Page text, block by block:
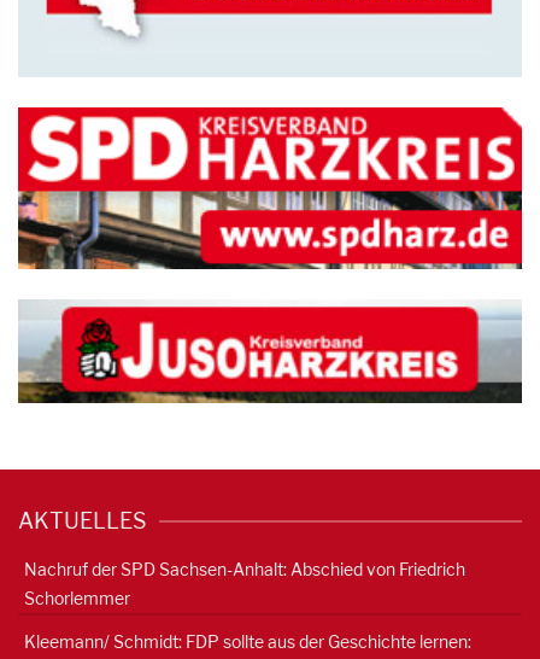
AKTUELLES
Nachruf der SPD Sachsen-Anhalt: Abschied von Friedrich
Schorlemmer
Kleemann/ Schmidt: FDP sollte aus der Geschichte lernen: